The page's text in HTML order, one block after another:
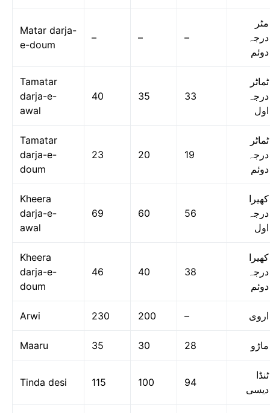
Matar darja-
e-doum
– – –
مٹر
درجہ
دوئم
Tamatar
darja-e-
awal
40 35 33
ٹماٹر
درجہ
اول
Tamatar
darja-e-
doum
23 20 19
ٹماٹر
درجہ
دوئم
Kheera
darja-e-
awal
69 60 56
کھیرا
درجہ
اول
Kheera
darja-e-
doum
46 40 38
کھیرا
درجہ
دوئم
Arwi 230 200 – اروی
Maaru 35 30 28 ماڑو
Tinda desi 115 100 94
ٹنڈا
دیسی